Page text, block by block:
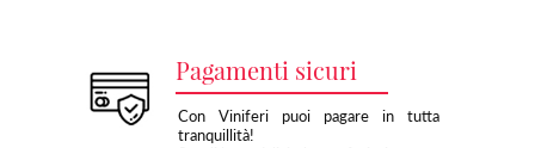
Pagamenti sicuri
Con Viniferi puoi pagare in tutta
tranquillità!